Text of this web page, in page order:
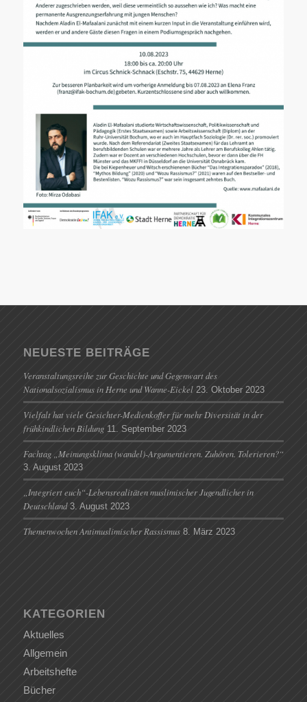
NEUESTE BEITRÄGE
Veranstaltungsreihe zur Geschichte und Gegenwart des
Nationalsozialismus in Herne und Wanne-Eickel 23. Oktober 2023
Vielfalt hat viele Gesichter-Medienkoffer für mehr Diversität in der
frühkindlichen Bildung 11. September 2023
Fachtag „Meinungsklima (wandel)-Argumentieren. Zuhören. Tolerieren?“
3. August 2023
„Integriert euch“-Lebensrealitäten muslimischer Jugendlicher in
Deutschland 3. August 2023
Themenwochen Antimuslimischer Rassismus 8. März 2023
KATEGORIEN
Aktuelles
Allgemein
Arbeitshefte
Bücher